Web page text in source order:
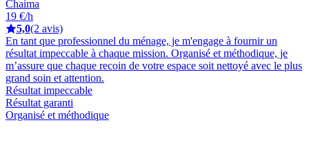
Chaima
19 €/h
5,0(2 avis)
En tant que professionnel du ménage, je m'engage à fournir un
résultat impeccable à chaque mission. Organisé et méthodique, je
m’assure que chaque recoin de votre espace soit nettoyé avec le plus
grand soin et attention.
Résultat impeccable
Résultat garanti
Organisé et méthodique